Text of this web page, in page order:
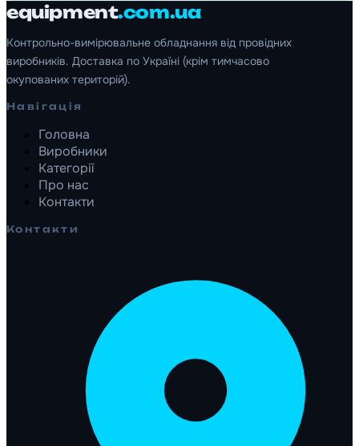
equipment.com.ua
Контрольно-вимірювальне обладнання від провідних
виробників. Доставка по Україні (крім тимчасово
окупованих територій).
Навігація
Головна
Виробники
Категорії
Про нас
Контакти
Контакти